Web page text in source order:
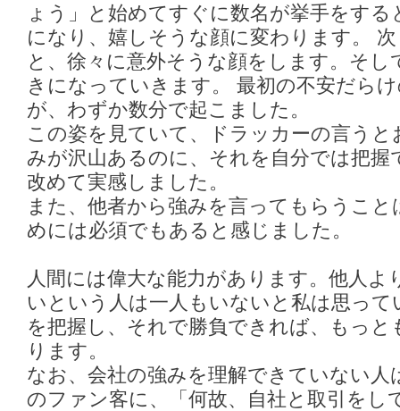
ょう」と始めてすぐに数名が挙手をす
になり、嬉しそうな顔に変わります。
と、徐々に意外そうな顔をします。そし
きになっていきます。 最初の不安だら
が、わずか数分で起こました。
この姿を見ていて、ドラッカーの言う
みが沢山あるのに、それを自分では把
改めて実感しました。
また、他者から強みを言ってもらうこ
めには必須でもあると感じました。
人間には偉大な能力があります。他人よ
いという人は一人もいないと私は思っ
を把握し、それで勝負できれば、もっ
ります。
なお、会社の強みを理解できていない人
のファン客に、「何故、自社と取引をし